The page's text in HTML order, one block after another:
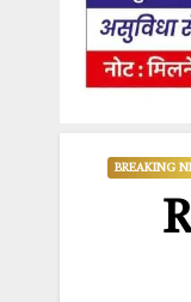
BREAKING